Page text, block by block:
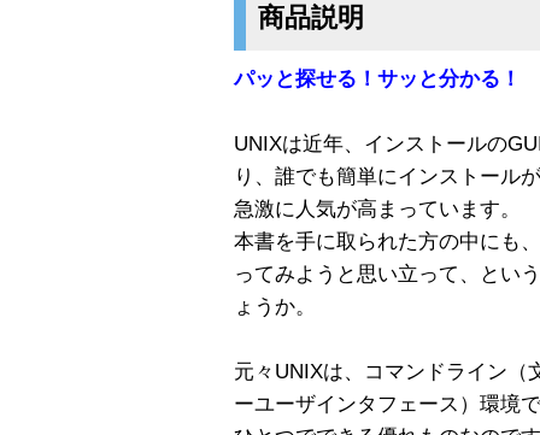
商品説明
パッと探せる！サッと分かる！
UNIXは近年、インストールの
り、誰でも簡単にインストール
急激に人気が高まっています。
本書を手に取られた方の中にも
ってみようと思い立って、とい
ょうか。
元々UNIXは、コマンドライン（
ーユーザインタフェース）環境